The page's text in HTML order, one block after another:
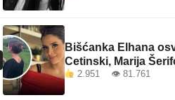
Bišćanka Elhana
Cetinski, Marija
2.951 👁 81.761